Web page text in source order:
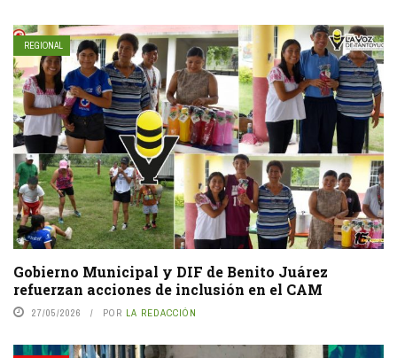
REGIONAL
Gobierno Municipal y DIF de Benito Juárez
refuerzan acciones de inclusión en el CAM
27/05/2026 POR LA REDACCIÓN